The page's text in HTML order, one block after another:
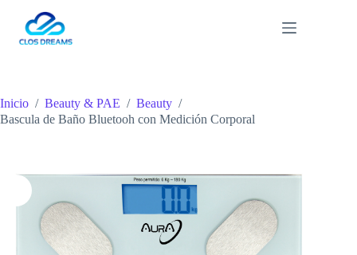
contenido
Inicio / Beauty & PAE / Beauty /
Bascula de Baño Bluetooh con Medición Corporal